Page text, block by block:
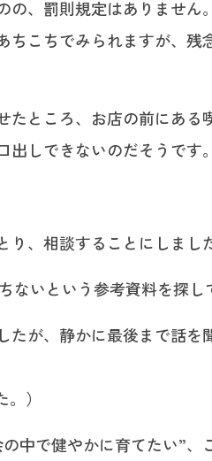
、罰則規定はありません。
ちこちでみられますが、
たところ、お店の前にあ
しできないのだそうです。
り、相談することにしまし
ないという参考資料を探し
たが、静かに最後まで話を
）
中で健やかに育てたい”、